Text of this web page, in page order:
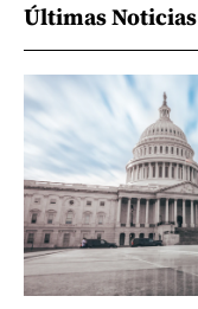
Últimas Noticias